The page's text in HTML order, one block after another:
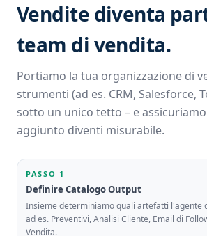
Vendite diventa
team di vendita.
Portiamo la tua organizzazione di
strumenti (ad es. CRM, Salesforce,
sotto un unico tetto – e
aggiunto diventi misurabile.
PASSO 1
Definire Catalogo Output
Insieme determiniamo quali artefatti l'agente
ad es. Preventivi, Analisi Cliente, Email di
Vendita.